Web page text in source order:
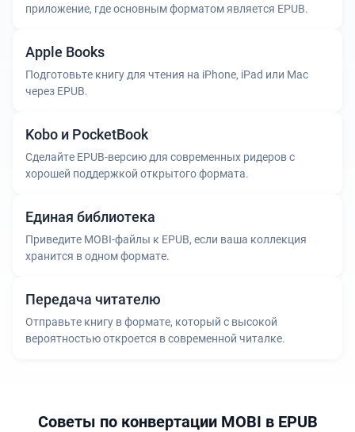
приложение, где основным форматом является EPUB.
Apple Books
Подготовьте книгу для чтения на iPhone, iPad или Mac
через EPUB.
Kobo и PocketBook
Сделайте EPUB-версию для современных ридеров с
хорошей поддержкой открытого формата.
Единая библиотека
Приведите MOBI-файлы к EPUB, если ваша коллекция
хранится в одном формате.
Передача читателю
Отправьте книгу в формате, который с высокой
вероятностью откроется в современной читалке.
Советы по конвертации MOBI в EPUB